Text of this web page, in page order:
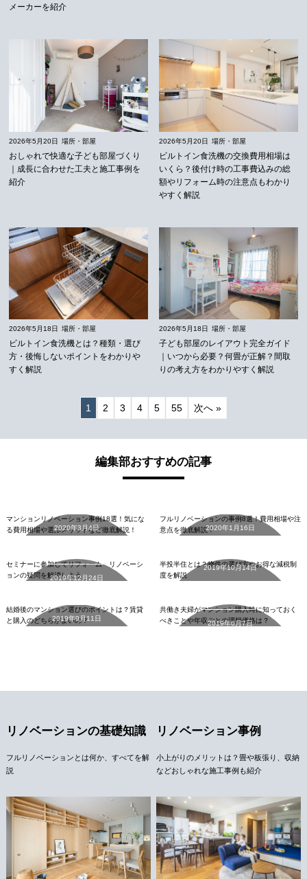
メーカーを紹介
2026年5月20日 場所・部屋
おしゃれで快適な子ども部屋づくり
｜成長に合わせた工夫と施工事例を
紹介
2026年5月20日 場所・部屋
ビルトイン食洗機の交換費用相場は
いくら？後付け時の工事費込みの総
額やリフォーム時の注意点もわかり
やすく解説
2026年5月18日 場所・部屋
ビルトイン食洗機とは？種類・選び
方・後悔しないポイントをわかりや
すく解説
2026年5月18日 場所・部屋
子ども部屋のレイアウト完全ガイド
｜いつから必要？何畳が正解？間取
りの考え方をわかりやすく解説
1 2 3 4 5 55 次へ »
編集部おすすめの記事
2020年3月4日
マンションリノベーション事例18選！気にな
る費用相場や選ぶメリットなど徹底解説！
2020年1月16日
フルリノベーションの事例8選！費用相場や注
意点を徹底解説！
セミナーに参加してリフォ
2019年12月24日
セミナーに参加してリフォーム・リノベーシ
ョンの疑問を解消しよう
2019年10月14日
半投半住とは？物件の選び方やお得な減税制
度を解説
結婚後のマンション選びの
2019年9月11日
結婚後のマンション選びのポイントは？賃貸
と購入のどちらがよいの？
共働き夫婦がマンション購
2019年6月7日
共働き夫婦がマンション購入時に知っておく
べきことや年収ごとの理想価格は？
リノベーションの基礎知識
フルリノベーションとは何か、すべてを解
説
リノベーション事例
小上がりのメリットは？畳や板張り、収納
などおしゃれな施工事例も紹介